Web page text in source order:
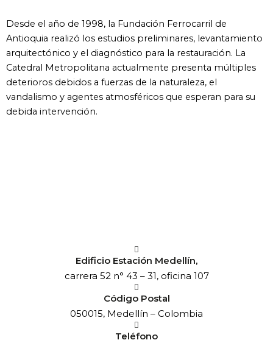
Desde el año de 1998, la Fundación Ferrocarril de
Antioquia realizó los estudios preliminares, levantamiento
arquitectónico y el diagnóstico para la restauración. La
Catedral Metropolitana actualmente presenta múltiples
deterioros debidos a fuerzas de la naturaleza, el
vandalismo y agentes atmosféricos que esperan para su
debida intervención.
Edificio Estación Medellín,
carrera 52 n° 43 – 31, oficina 107
Código Postal
050015, Medellín – Colombia
Teléfono